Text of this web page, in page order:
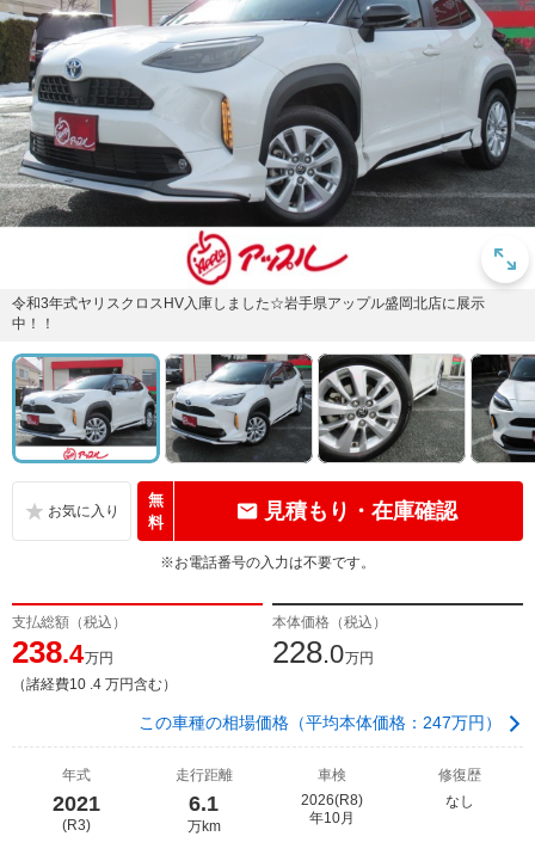
令和3年式ヤリスクロスHV入庫しました☆岩手県アップル盛岡北店に展示
中！！
無
料
見積もり・在庫確認
※お電話番号の入力は不要です。
支払総額（税込）
238.4万円
（諸経費10 .4 万円含む）
本体価格（税込）
228.0万円
この車種の相場価格（平均本体価格：247万円）
年式
2021
(R3)
走行距離
6.1
万km
車検
2026(R8)
年10月
修復歴
なし